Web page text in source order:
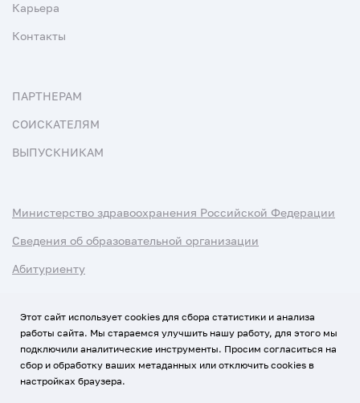
Карьера
Контакты
ПАРТНЕРАМ
СОИСКАТЕЛЯМ
ВЫПУСКНИКАМ
Министерство здравоохранения Российской Федерации
Сведения об образовательной организации
Абитуриенту
Использование Cookies
Политика обработки персональных данных
Этот сайт использует cookies для сбора статистики и анализа
работы сайта. Мы стараемся улучшить нашу работу, для этого мы
подключили аналитические инструменты. Просим согласиться на
сбор и обработку ваших метаданных или отключить cookies в
настройках браузера.